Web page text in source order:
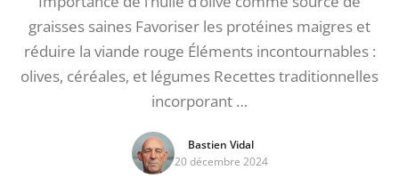
graisses saines Favoriser les protéines maigres et
réduire la viande rouge Éléments incontournables :
olives, céréales, et légumes Recettes traditionnelles
incorporant …
Bastien Vidal
20 décembre 2024